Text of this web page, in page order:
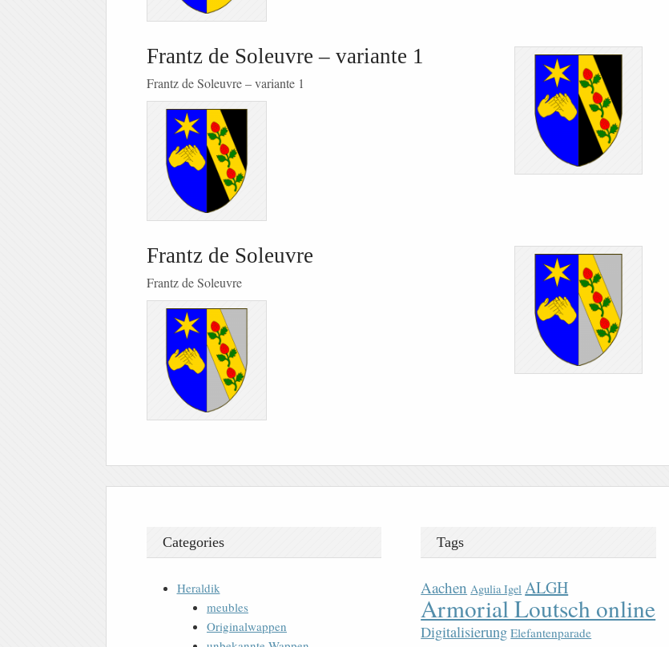
Frantz de Soleuvre – variante 1
Frantz de Soleuvre – variante 1
Frantz de Soleuvre
Frantz de Soleuvre
Categories
Heraldik
meubles
Originalwappen
Tags
Aachen Agulia Igel ALGH
Armorial Loutsch online
Digitalisierung Elefantenparade